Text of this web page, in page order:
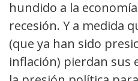
hundido a la
recesión. Y a medida
(que ya han sido
inflación) pierdan sus